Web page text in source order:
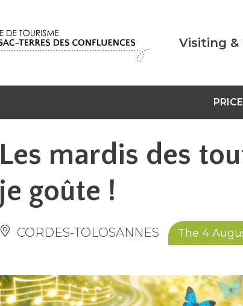
Visiting &
Les mardis des
je goûte !
CORDES-TOLOSANNES The 4